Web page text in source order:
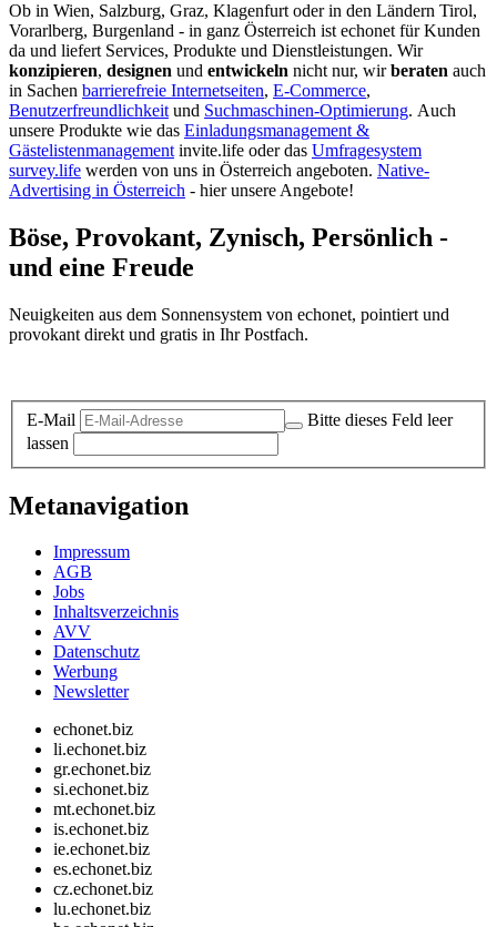
Ob in Wien, Salzburg, Graz, Klagenfurt oder in den Ländern Tirol,
Vorarlberg, Burgenland - in ganz Österreich ist echonet für Kunden
da und liefert Services, Produkte und Dienstleistungen. Wir
konzipieren, designen und entwickeln nicht nur, wirberaten auch
in Sachen barrierefreie Internetseiten, E-Commerce,
Benutzerfreundlichkeit und Suchmaschinen-Optimierung. Auch
unsere Produkte wie das Einladungsmanagement &
Gästelistenmanagement invite.life oder das Umfragesystem
survey.life werden von uns in Österreich angeboten. Native-
Advertising in Österreich - hier unsere Angebote!
Böse, Provokant, Zynisch, Persönlich -
und eine Freude
Neuigkeiten aus dem Sonnensystem von echonet, pointiert und
provokant direkt und gratis in Ihr Postfach.
E-Mail
Bitte dieses Feld leer
lassen
Metanavigation
Impressum
AGB
Jobs
Inhaltsverzeichnis
AVV
Datenschutz
Werbung
Newsletter
echonet.biz
li.echonet.biz
gr.echonet.biz
si.echonet.biz
mt.echonet.biz
is.echonet.biz
ie.echonet.biz
es.echonet.biz
cz.echonet.biz
lu.echonet.biz